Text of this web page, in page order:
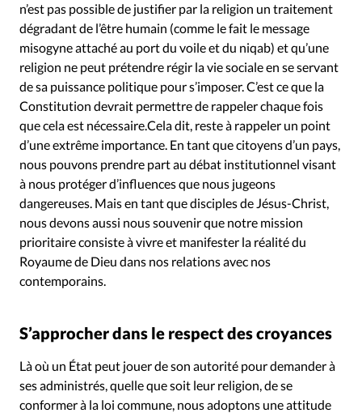
n’est pas possible de justifier par la religion un traitement
dégradant de l’être humain (comme le fait le message
misogyne attaché au port du voile et du niqab) et qu’une
religion ne peut prétendre régir la vie sociale en se servant
de sa puissance politique pour s’imposer. C’est ce que la
Constitution devrait permettre de rappeler chaque fois
que cela est nécessaire.Cela dit, reste à rappeler un point
d’une extrême importance. En tant que citoyens d’un pays,
nous pouvons prendre part au débat institutionnel visant
à nous protéger d’influences que nous jugeons
dangereuses. Mais en tant que disciples de Jésus-Christ,
nous devons aussi nous souvenir que notre mission
prioritaire consiste à vivre et manifester la réalité du
Royaume de Dieu dans nos relations avec nos
contemporains.
S’approcher dans le respect des croyances
Là où un État peut jouer de son autorité pour demander à
ses administrés, quelle que soit leur religion, de se
conformer à la loi commune, nous adoptons une attitude